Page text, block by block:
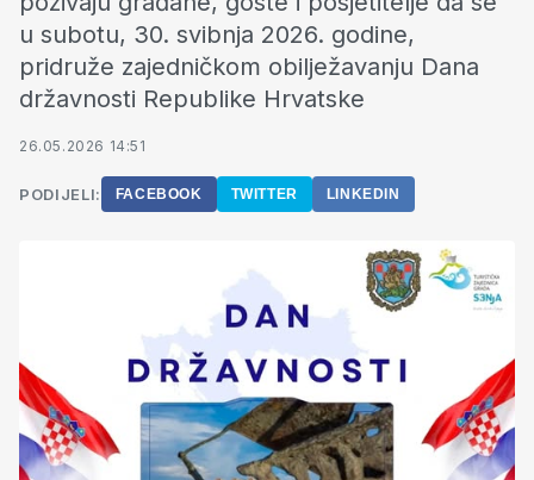
u subotu, 30. svibnja 2026. godine,
pridruže zajedničkom obilježavanju Dana
državnosti Republike Hrvatske
26.05.2026 14:51
PODIJELI: FACEBOOK TWITTER LINKEDIN